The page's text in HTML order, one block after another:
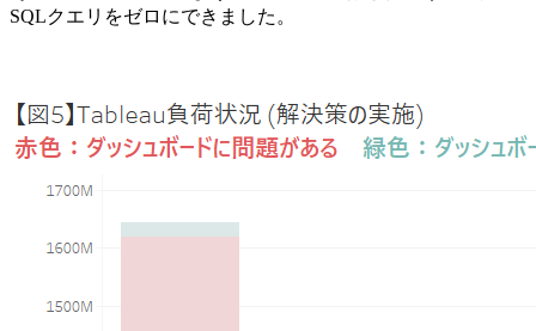
SQLクエリをゼロにできました。